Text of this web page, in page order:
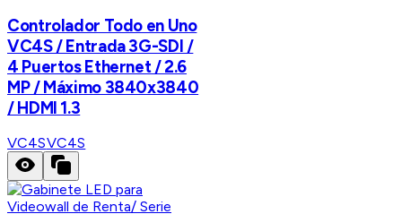
Controlador Todo en Uno
VC4S / Entrada 3G-SDI /
4 Puertos Ethernet / 2.6
MP / Máximo 3840x3840
/ HDMI 1.3
VC4SVC4S